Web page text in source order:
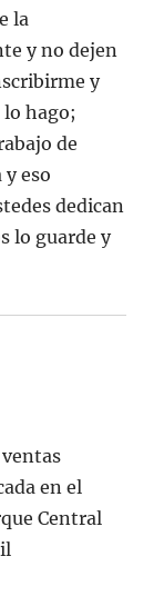
la
y no dejen
y
hago;
de
eso
dedican
lo guarde y
ventas
en el
Central